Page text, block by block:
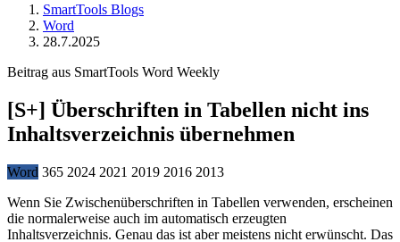
SmartTools Blogs
Word
28.7.2025
Beitrag aus SmartTools Word Weekly
[S+] Überschriften in Tabellen nicht ins
Inhaltsverzeichnis übernehmen
Word 365 2024 2021 2019 2016 2013
Wenn Sie Zwischenüberschriften in Tabellen verwenden, erscheinen
die normalerweise auch im automatisch erzeugten
Inhaltsverzeichnis. Genau das ist aber meistens nicht erwünscht. Das